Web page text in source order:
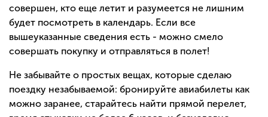
совершен, кто еще летит и разумеется не лишним
будет посмотреть в календарь. Если все
вышеуказанные сведения есть - можно смело
совершать покупку и отправляться в полет!
Не забывайте о простых вещах, которые сделаю
поездку незабываемой: бронируйте авиабилеты как
можно заранее, старайтесь найти прямой перелет,